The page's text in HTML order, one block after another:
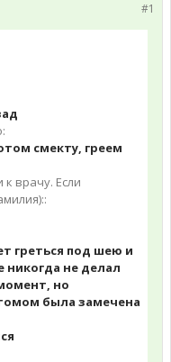
#1
смекту, греем
врачу. Если
греться под шею и
никогда не делал
но
была замечена